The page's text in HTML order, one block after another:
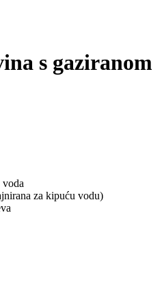
s gaziranom
za kipuću vodu)